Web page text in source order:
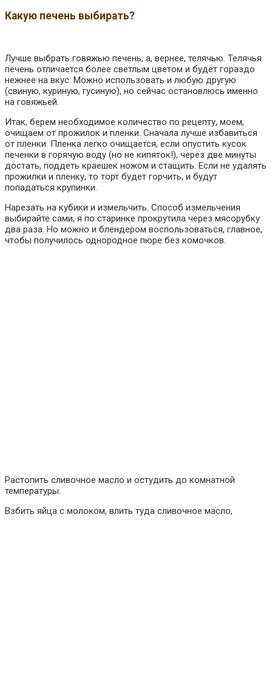
Какую печень выбирать?
Лучше выбрать говяжью печень, а, вернее, телячью. Телячья
печень отличается более светлым цветом и будет гораздо
нежнее на вкус. Можно использовать и любую другую
(свиную, куриную, гусиную), но сейчас остановлюсь именно
на говяжьей.
Итак, берем необходимое количество по рецепту, моем,
очищаем от прожилок и пленки. Сначала лучше избавиться
от пленки. Пленка легко очищается, если опустить кусок
печенки в горячую воду (но не кипяток!), через две минуты
достать, поддеть краешек ножом и стащить. Если не удалять
прожилки и пленку, то торт будет горчить, и будут
попадаться крупинки.
Нарезать на кубики и измельчить. Способ измельчения
выбирайте сами, я по старинке прокрутила через мясорубку
два раза. Но можно и блендером воспользоваться, главное,
чтобы получилось однородное пюре без комочков.
Растопить сливочное масло и остудить до комнатной
температуры.
Взбить яйца с молоком, влить туда сливочное масло,